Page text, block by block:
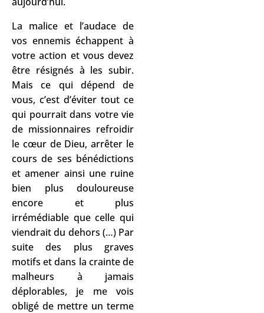
La malice et l’audace de
vos ennemis échappent à
votre action et vous devez
être résignés à les subir.
Mais ce qui dépend de
vous, c’est d’éviter tout ce
qui pourrait dans votre vie
de missionnaires refroidir
le cœur de Dieu, arrêter le
cours de ses bénédictions
et amener ainsi une ruine
bien plus douloureuse
encore et plus
irrémédiable que celle qui
viendrait du dehors (…) Par
suite des plus graves
motifs et dans la crainte de
malheurs à jamais
déplorables, je me vois
obligé de mettre un terme